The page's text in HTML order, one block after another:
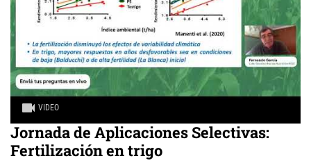
VIDEO
Jornada de Aplicaciones Selectivas:
Fertilización en trigo